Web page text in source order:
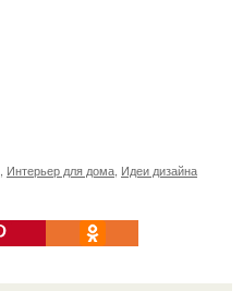
Интерьер для дома Идеи дизайна